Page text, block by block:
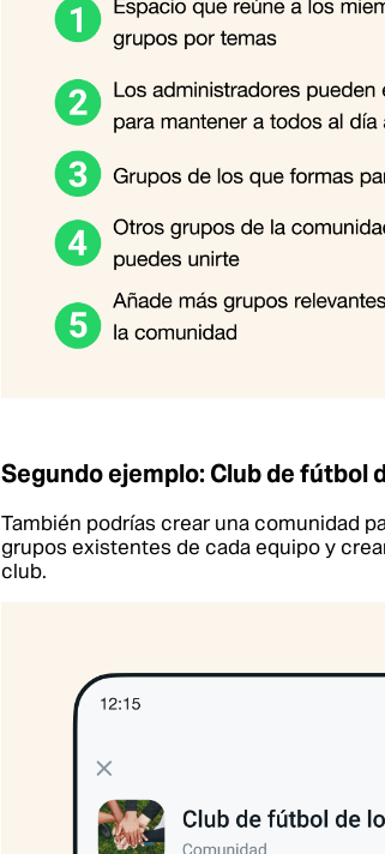
Segundo ejemplo: Club de fútbol
También podrías crear una comunidad
grupos existentes de cada equipo y
club.